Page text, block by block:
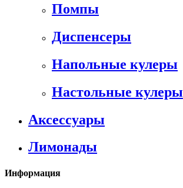
Помпы
Диспенсеры
Напольные кулеры
Настольные кулеры
Аксессуары
Лимонады
Информация